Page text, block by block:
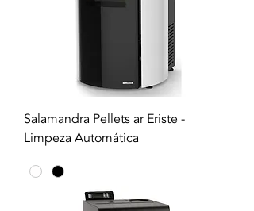
Salamandra Pellets ar Eriste -
Limpeza Automática